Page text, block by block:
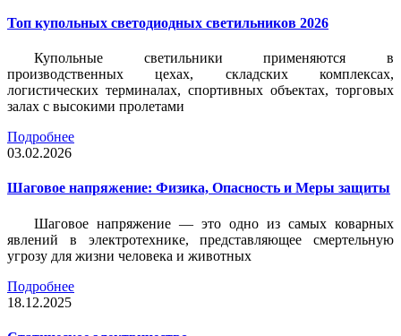
Топ купольных светодиодных светильников 2026
Купольные светильники применяются в
производственных цехах, складских комплексах,
логистических терминалах, спортивных объектах, торговых
залах с высокими пролетами
Подробнее
03.02.2026
Шаговое напряжение: Физика, Опасность и Меры защиты
Шаговое напряжение — это одно из самых коварных
явлений в электротехнике, представляющее смертельную
угрозу для жизни человека и животных
Подробнее
18.12.2025